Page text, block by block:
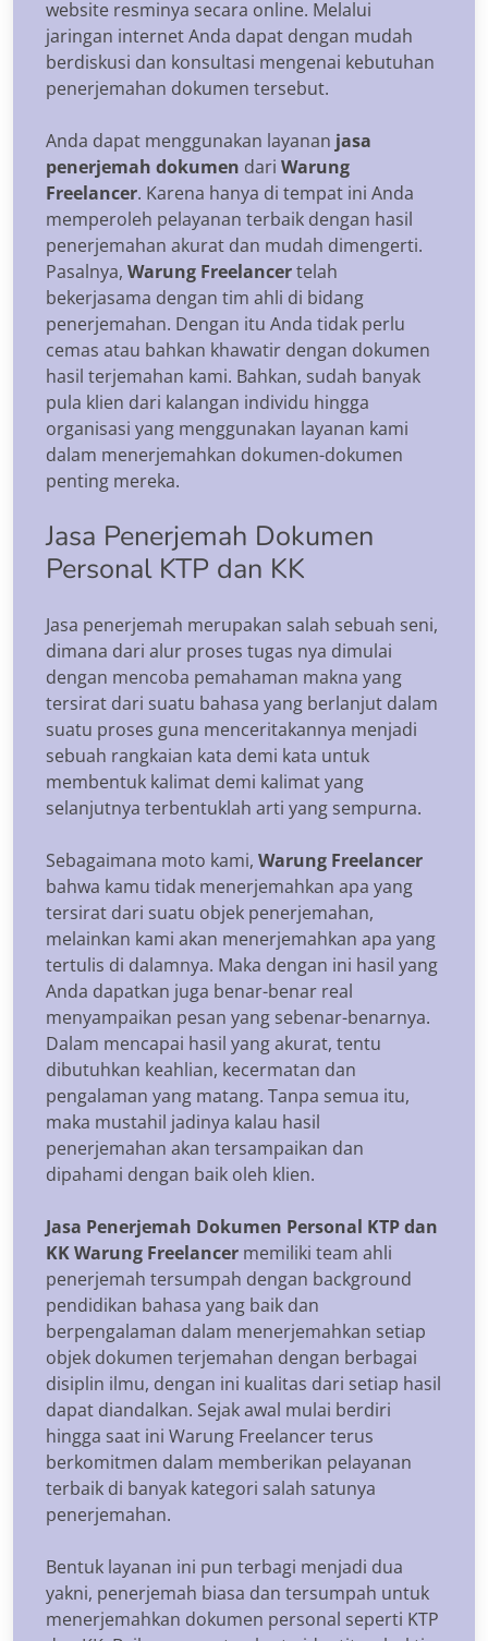
website resminya secara online. Melalui
jaringan internet Anda dapat dengan mudah
berdiskusi dan konsultasi mengenai kebutuhan
penerjemahan dokumen tersebut.
Anda dapat menggunakan layanan jasa
penerjemah dokumen dari Warung
Freelancer. Karena hanya di tempat ini Anda
memperoleh pelayanan terbaik dengan hasil
penerjemahan akurat dan mudah dimengerti.
Pasalnya, Warung Freelancertelah
bekerjasama dengan tim ahli di bidang
penerjemahan. Dengan itu Anda tidak perlu
cemas atau bahkan khawatir dengan dokumen
hasil terjemahan kami. Bahkan, sudah banyak
pula klien dari kalangan individu hingga
organisasi yang menggunakan layanan kami
dalam menerjemahkan dokumen-dokumen
penting mereka.
Jasa Penerjemah Dokumen
Personal KTP dan KK
Jasa penerjemah merupakan salah sebuah seni,
dimana dari alur proses tugas nya dimulai
dengan mencoba pemahaman makna yang
tersirat dari suatu bahasa yang berlanjut dalam
suatu proses guna menceritakannya menjadi
sebuah rangkaian kata demi kata untuk
membentuk kalimat demi kalimat yang
selanjutnya terbentuklah arti yang sempurna.
Sebagaimana moto kami, Warung Freelancer
bahwa kamu tidak menerjemahkan apa yang
tersirat dari suatu objek penerjemahan,
melainkan kami akan menerjemahkan apa yang
tertulis di dalamnya. Maka dengan ini hasil yang
Anda dapatkan juga benar-benar real
menyampaikan pesan yang sebenar-benarnya.
Dalam mencapai hasil yang akurat, tentu
dibutuhkan keahlian, kecermatan dan
pengalaman yang matang. Tanpa semua itu,
maka mustahil jadinya kalau hasil
penerjemahan akan tersampaikan dan
dipahami dengan baik oleh klien.
Jasa Penerjemah Dokumen Personal KTP dan
KK Warung Freelancer memiliki team ahli
penerjemah tersumpah dengan background
pendidikan bahasa yang baik dan
berpengalaman dalam menerjemahkan setiap
objek dokumen terjemahan dengan berbagai
disiplin ilmu, dengan ini kualitas dari setiap hasil
dapat diandalkan. Sejak awal mulai berdiri
hingga saat ini Warung Freelancer terus
berkomitmen dalam memberikan pelayanan
terbaik di banyak kategori salah satunya
penerjemahan.
Bentuk layanan ini pun terbagi menjadi dua
yakni, penerjemah biasa dan tersumpah untuk
menerjemahkan dokumen personal seperti KTP